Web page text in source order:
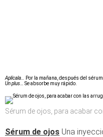
Aplícala…
Por la mañana, después del sérum.
Un plus … Se absorbe muy rápido.
Sérum de ojos, para acabar
Sérum de ojos Una